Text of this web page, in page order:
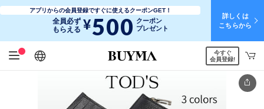
アプリからの会員登録ですぐに使えるクーポンGET！
全員必ず
もらえる ¥500 クーポン
プレゼント
詳しくは
こちらから
日本語
English
简体中文
繁體中文
今すぐ
会員登録!